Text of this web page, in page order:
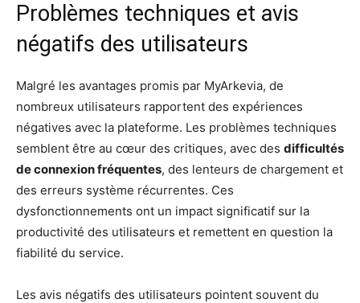
Problèmes techniques et avis
négatifs des utilisateurs
Malgré les avantages promis par MyArkevia, de
nombreux utilisateurs rapportent des expériences
négatives avec la plateforme. Les problèmes techniques
semblent être au cœur des critiques, avec des difficultés
de connexion fréquentes, des lenteurs de chargement et
des erreurs système récurrentes. Ces
dysfonctionnements ont un impact significatif sur la
productivité des utilisateurs et remettent en question la
fiabilité du service.
Les avis négatifs des utilisateurs pointent souvent du